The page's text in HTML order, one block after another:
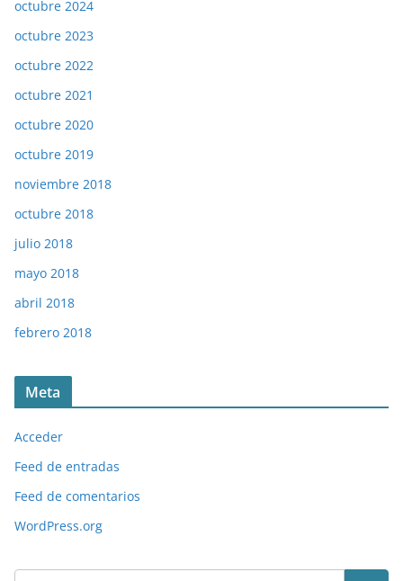
octubre 2024
octubre 2023
octubre 2022
octubre 2021
octubre 2020
octubre 2019
noviembre 2018
octubre 2018
julio 2018
mayo 2018
abril 2018
febrero 2018
Meta
Acceder
Feed de entradas
Feed de comentarios
WordPress.org